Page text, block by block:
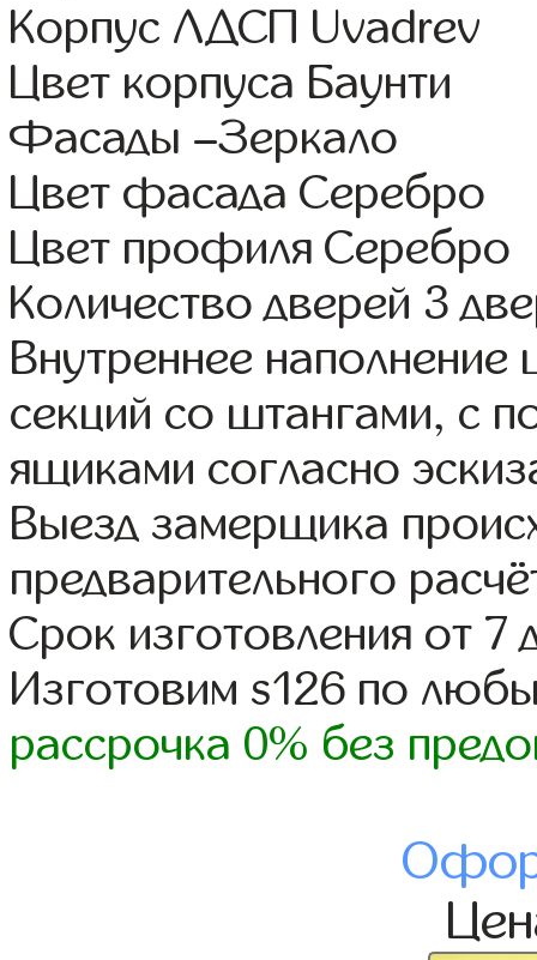
Корпус ЛДСП Uvadrev
Цвет корпуса Баунти
Фасады –Зеркало
Цвет фасада Серебро
Цвет профиля Серебро
Количество дверей 3
Внутреннее
секций со штангами, с
ящиками согласно
Выезд замерщика
предварительного
Срок изготовления от 7
Изготовим s126 по
рассрочка 0% без